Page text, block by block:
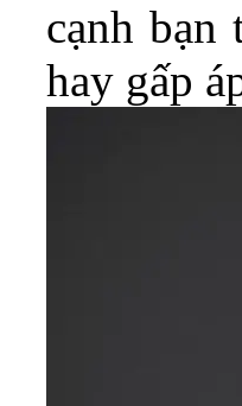
cạnh
hay gấp